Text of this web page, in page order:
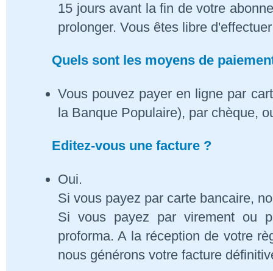
15 jours avant la fin de votre
prolonger. Vous êtes libre
Quels sont les moyens de
Vous pouvez payer en ligne par
la Banque Populaire), par chèque,
Editez-vous une facture ?
Oui.
Si vous payez par carte bancaire,
Si vous payez par virement ou
proforma. A la réception de votre
nous générons votre facture